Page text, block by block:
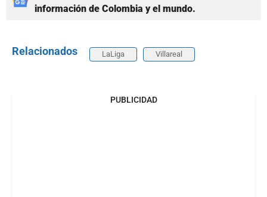
información de Colombia y el mundo.
Relacionados LaLiga Villareal
PUBLICIDAD